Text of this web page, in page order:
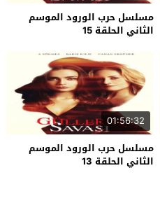
مسلسل حرب الورود الموسم
الثاني الحلقة 15
01:56:32
مسلسل حرب الورود الموسم
الثاني الحلقة 13